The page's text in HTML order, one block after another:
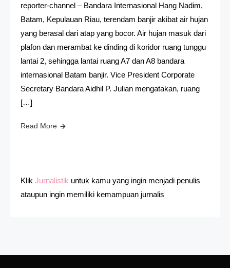
reporter-channel – Bandara Internasional Hang Nadim,
Batam, Kepulauan Riau, terendam banjir akibat air hujan
yang berasal dari atap yang bocor. Air hujan masuk dari
plafon dan merambat ke dinding di koridor ruang tunggu
lantai 2, sehingga lantai ruang A7 dan A8 bandara
internasional Batam banjir. Vice President Corporate
Secretary Bandara Aidhil P. Julian mengatakan, ruang
[…]
Read More
Klik Jurnalistik untuk kamu yang ingin menjadi penulis
ataupun ingin memiliki kemampuan jurnalis